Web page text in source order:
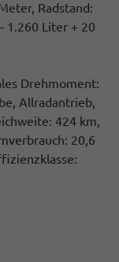
Radstand:
1.260 Liter + 20
Drehmoment:
Allradantrieb,
424 km,
20,6